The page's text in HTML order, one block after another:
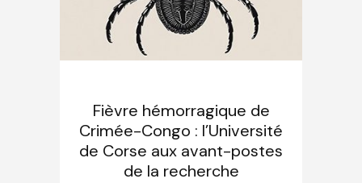
Fièvre hémorragique de
Crimée-Congo : l’Université
de Corse aux avant-postes
de la recherche